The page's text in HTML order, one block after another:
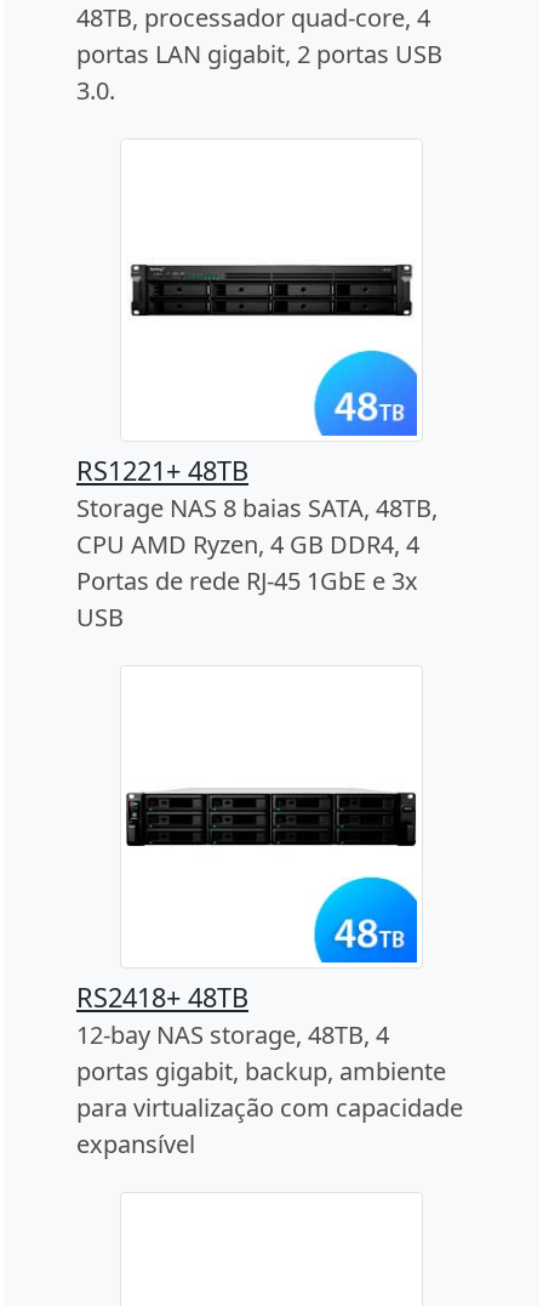
48TB, processador quad-core, 4
portas LAN gigabit, 2 portas USB
3.0.
RS1221+ 48TB
Storage NAS 8 baias SATA, 48TB,
CPU AMD Ryzen, 4 GB DDR4, 4
Portas de rede RJ-45 1GbE e 3x
USB
RS2418+ 48TB
12-bay NAS storage, 48TB, 4
portas gigabit, backup, ambiente
para virtualização com capacidade
expansível